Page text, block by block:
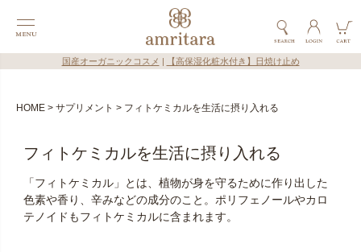
国産オーガニックコスメ 【高保湿化粧水付き】日焼け止め
HOME サプリメント フィトケミカルを生活に摂り入れる
フィトケミカルを生活に摂り入れる
「フィトケミカル」とは、植物が身を守るために作り出した
色素や香り、辛みなどの成分のこと。ポリフェノールやカロ
テノイドもフィトケミカルに含まれます。